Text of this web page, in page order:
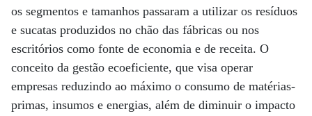
os segmentos e tamanhos passaram a utilizar os resíduos
e sucatas produzidos no chão das fábricas ou nos
escritórios como fonte de economia e de receita. O
conceito da gestão ecoeficiente, que visa operar
empresas reduzindo ao máximo o consumo de matérias-
primas, insumos e energias, além de diminuir o impacto